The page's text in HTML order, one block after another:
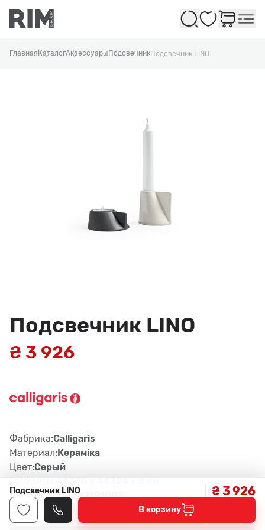
Избранное
Главная КаталогАксессуары ПодсвечникПодсвечник LINO
Подсвечник LINO
₴ 3 926
Фабрика:Calligaris
Материал:Керамiка
Цвет:Серый
Габариты:
44330 x 44324 x 8 см
Артикул:7191, M7191003
Подсвечник LINO ₴ 3 926
В корзину